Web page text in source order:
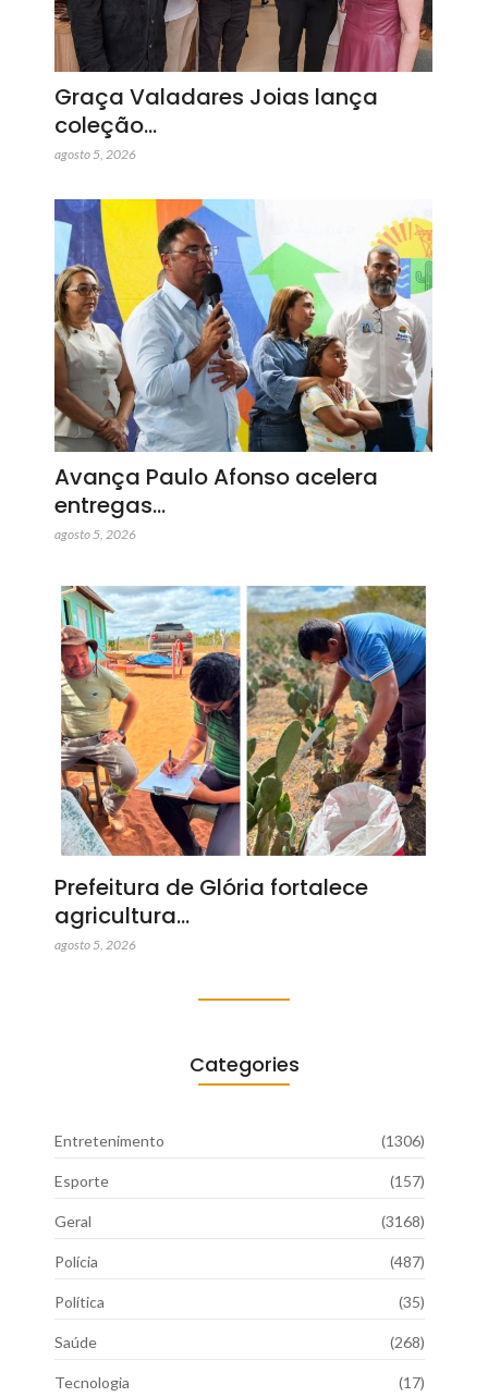
Graça Valadares Joias lança
coleção…
agosto 5, 2026
Avança Paulo Afonso acelera
entregas…
agosto 5, 2026
Prefeitura de Glória fortalece
agricultura…
agosto 5, 2026
Categories
Entretenimento (1306)
Esporte (157)
Geral (3168)
Polícia (487)
Política (35)
Saúde (268)
Tecnologia (17)